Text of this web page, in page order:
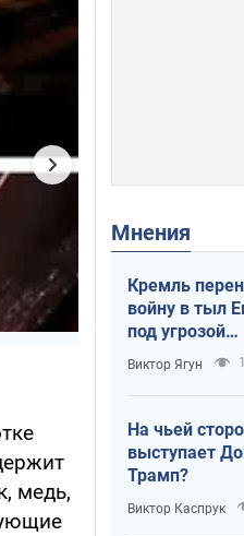
медь,
Мнения
Кремль
войну в тыл
под угрозой
критическая
логистика
Виктор Ягун
На чьей
выступает
Трамп?
Виктор Каспрук